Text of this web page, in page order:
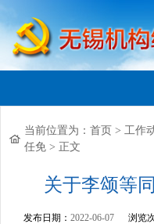
无锡机构编制网
当前位置为： 首页 > 工作
任免 > 正文
关于李颂等
发布日期： 2022-06-07 浏览次